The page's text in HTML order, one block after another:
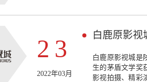
23
2022年03月
白鹿原影视
白鹿原影视城是
生的茅盾文学奖
影视拍摄、精彩